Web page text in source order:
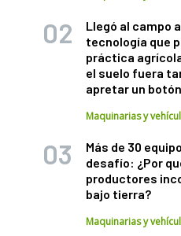
Llegó al campo
tecnología que
práctica
el suelo fuera
apretar un
Maquinarias y
Más de 30
desafío: ¿Por
productores
bajo tierra?
Maquinarias y